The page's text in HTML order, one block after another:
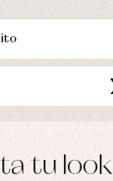
tu look